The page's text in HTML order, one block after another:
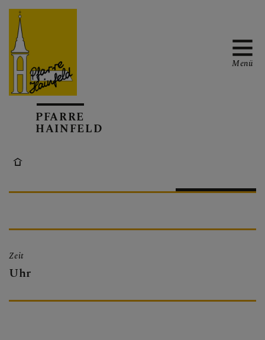
AKTUELL
GOTTESDIENSTE
PFARRE
HAINFELD
Menü
Zeit
Uhr